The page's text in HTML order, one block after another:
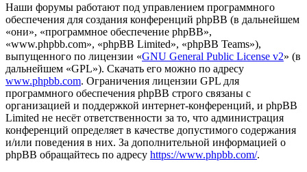
Наши форумы работают под управлением программного
обеспечения для создания конференций phpBB (в дальнейшем
«они», «программное обеспечение phpBB»,
«www.phpbb.com», «phpBB Limited», «phpBB Teams»),
выпущенного по лицензии «GNU General Public License v2» (в
дальнейшем «GPL»). Скачать его можно по адресу
www.phpbb.com. Ограничения лицензии GPL для
программного обеспечения phpBB строго связаны с
организацией и поддержкой интернет-конференций, и phpBB
Limited не несёт ответственности за то, что администрация
конференций определяет в качестве допустимого содержания
и/или поведения в них. За дополнительной информацией о
phpBB обращайтесь по адресу https://www.phpbb.com/.